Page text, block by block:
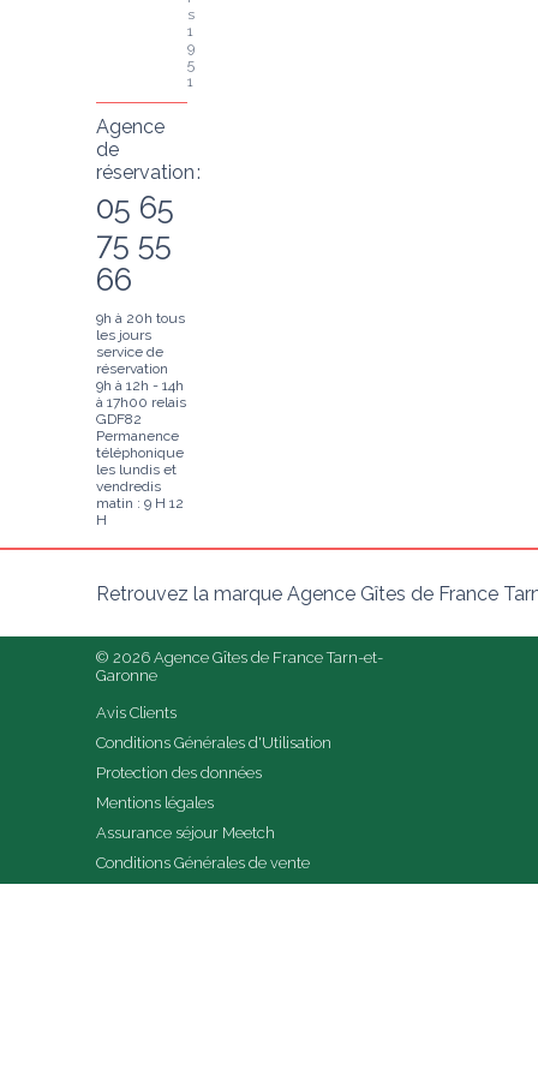
s
1
9
5
1
Agence
de
réservation :
05 65
75 55
66
9h à 20h tous
les jours
service de
réservation
9h à 12h - 14h
à 17h00 relais
GDF82
Permanence
téléphonique
les lundis et
vendredis
matin : 9 H 12
H
Retrouvez la marque Agence Gîtes de France
© 2026 Agence Gîtes de France Tarn-et-
Garonne
Avis Clients
Conditions Générales d'Utilisation
Protection des données
Mentions légales
Assurance séjour Meetch
Conditions Générales de vente